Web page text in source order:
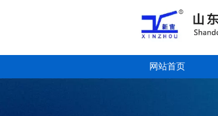
网站首页